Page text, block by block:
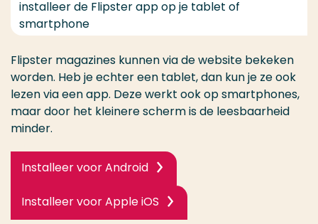
installeer de Flipster app op je tablet of
smartphone
Flipster magazines kunnen via de website bekeken
worden. Heb je echter een tablet, dan kun je ze ook
lezen via een app. Deze werkt ook op smartphones,
maar door het kleinere scherm is de leesbaarheid
minder.
Installeer voor Android
Installeer voor Apple iOS